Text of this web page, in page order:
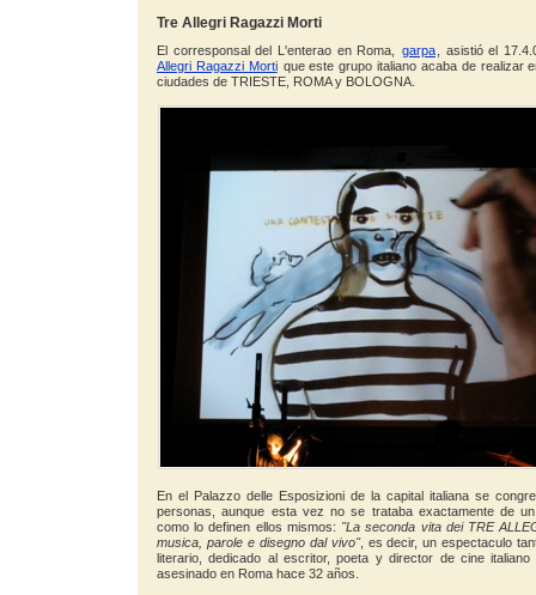
Tre Allegri Ragazzi Morti
El corresponsal del L'enterao en Roma, garpa , asistió el
Allegri Ragazzi Morti que este grupo italiano acaba de realizar
ciudades de TRIESTE, ROMA y BOLOGNA.
En el Palazzo delle Esposizioni de la capital italiana se
personas, aunque esta vez no se trataba exactamente de
como lo definen ellos mismos: ''La seconda vita dei TRE
musica, parole e disegno dal vivo'', es decir, un espectaculo
literario, dedicado al escritor, poeta y director de cine italiano
asesinado en Roma hace 32 años.